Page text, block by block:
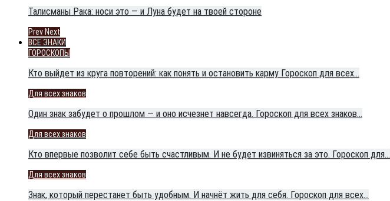
Талисманы Рака: носи это — и Луна будет на твоей стороне
Prev Next
ВСЕ ЗНАКИ
ГОРОСКОПЫ
Кто выйдет из круга повторений: как понять и остановить карму Гороскоп для всех…
Для всех знаков
Один знак забудет о прошлом — и оно исчезнет навсегда. Гороскоп для всех знаков…
Для всех знаков
Кто впервые позволит себе быть счастливым. И не будет извиняться за это. Гороскоп для…
Для всех знаков
Знак, который перестанет быть удобным. И начнёт жить для себя. Гороскоп для всех…